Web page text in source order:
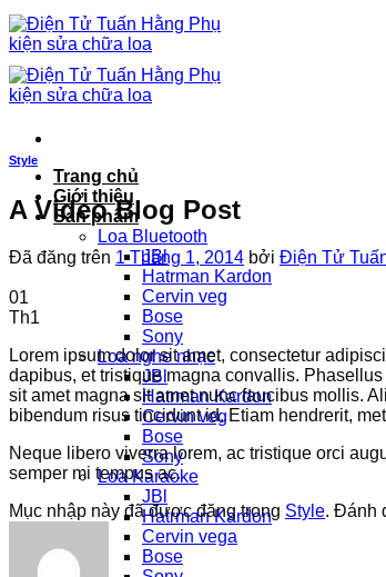
Chuyển
đến
nội
dung
Trang chủ
Giới thiệu
Sản phẩm
Loa Bluetooth
JBl
Hatrman Kardon
Cervin veg
Bose
Sony
Loa nghe nhạc
JBl
Hatrman Kardon
Cervin veg
Bose
Sony
Loa Karaoke
JBl
Hatrman Kardon
Cervin vega
Bose
Style
A Video Blog Post
Đã đăng trên 1 Tháng 1, 2014 bởi Điện Tử
01
Th1
Lorem ipsum dolor sit amet, consectetur
dapibus, et tristique magna convallis.
sit amet magna sit amet nunc faucibus mollis.
bibendum risus tincidunt id. Etiam hendrerit,
Neque libero viverra lorem, ac tristique orci
semper mi tempus ac.
Mục nhập này đã được đăng trong Style. Đánh